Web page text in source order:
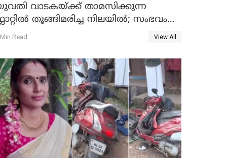
വാടകയ്ക്ക് താമസിക്കുന്ന
തൂങ്ങിമരിച്ച നിലയില്‍; സംഭവം
Read View All